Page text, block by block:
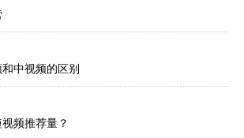
中视频的区别
频推荐量？